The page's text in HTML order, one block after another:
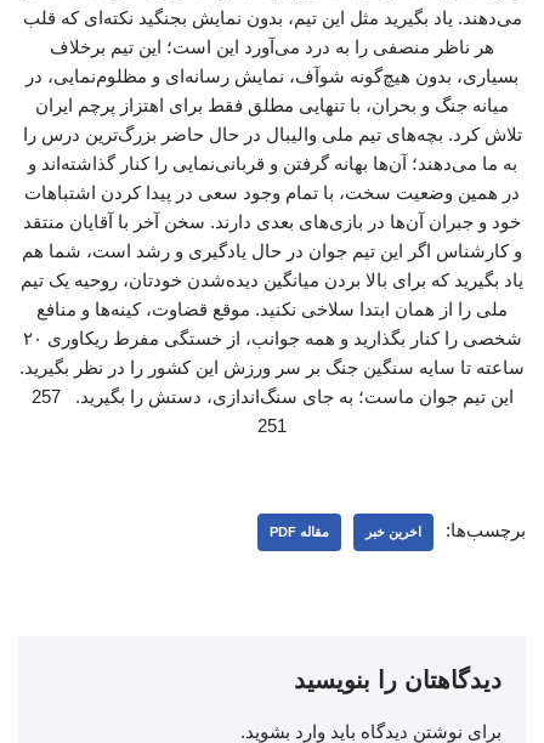
می‌دهند. یاد بگیرید مثل این تیم، بدون نمایش بجنگید نکته‌ای که قلب
هر ناظر منصفی را به درد می‌آورد این است؛ این تیم برخلاف
بسیاری، بدون هیچ‌گونه شوآف، نمایش رسانه‌ای و مظلوم‌نمایی، در
میانه جنگ و بحران، با تنهایی مطلق فقط برای اهتزاز پرچم ایران
تلاش کرد. بچه‌های تیم ملی والیبال در حال حاضر بزرگ‌ترین درس را
به ما می‌دهند؛ آن‌ها بهانه گرفتن و قربانی‌نمایی را کنار گذاشته‌اند و
در همین وضعیت سخت، با تمام وجود سعی در پیدا کردن اشتباهات
خود و جبران آن‌ها در بازی‌های بعدی دارند. سخن آخر با آقایان منتقد
و کارشناس اگر این تیم جوان در حال یادگیری و رشد است، شما هم
یاد بگیرید که برای بالا بردن میانگین دیده‌شدن خودتان، روحیه یک تیم
ملی را از همان ابتدا سلاخی نکنید. موقع قضاوت، کینه‌ها و منافع
شخصی را کنار بگذارید و همه جوانب، از خستگی مفرط ریکاوری ۲۰
ساعته تا سایه سنگین جنگ بر سر ورزش این کشور را در نظر بگیرید.
این تیم جوان ماست؛ به جای سنگ‌اندازی، دستش را بگیرید. 257
251
برچسب‌ها: اخرین خبر مقاله PDF
دیدگاهتان را بنویسید
برای نوشتن دیدگاه باید وارد بشوید.